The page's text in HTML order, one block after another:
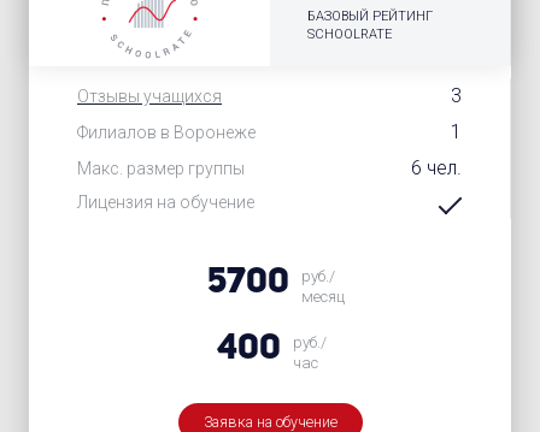
Отзывы учащихся 3
Филиалов в Воронеже 1
Макс. размер группы 6 чел.
Лицензия на обучение
БАЗОВЫЙ РЕЙТИНГ
SCHOOLRATE
5700
руб./
месяц
400
руб./
час
Заявка на обучение